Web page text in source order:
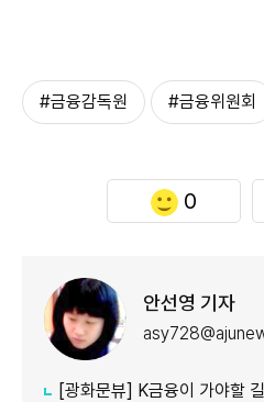
#금융감독원 #금융위원회
0
안선영 기자
[광화문뷰] K금융이 가야할 길